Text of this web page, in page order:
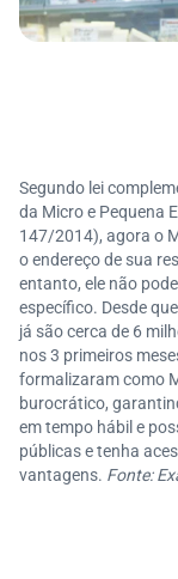
Segundo lei
da Micro e Pequena
147/2014), agora o
o endereço de sua
entanto, ele não
específico. Desde
já são cerca de 6
nos 3 primeiros
formalizaram como
burocrático,
em tempo hábil e
públicas e tenha
vantagens. Fonte: